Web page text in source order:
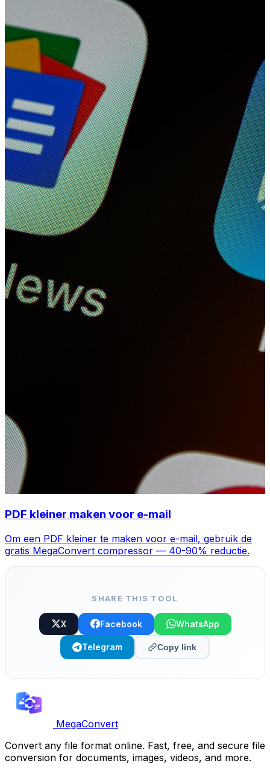
PDF kleiner maken voor e-mail
Om een PDF kleiner te maken voor e-mail, gebruik de
gratis MegaConvert compressor — 40-90% reductie.
SHARE THIS TOOL
X Facebook WhatsApp
Telegram Copy link
MegaConvert
Convert any file format online. Fast, free, and secure file
conversion for documents, images, videos, and more.